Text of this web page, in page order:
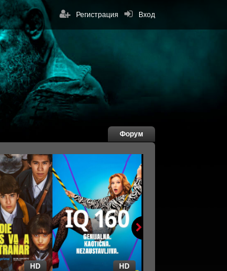
Вход
Регистрация
Форум
HD HD